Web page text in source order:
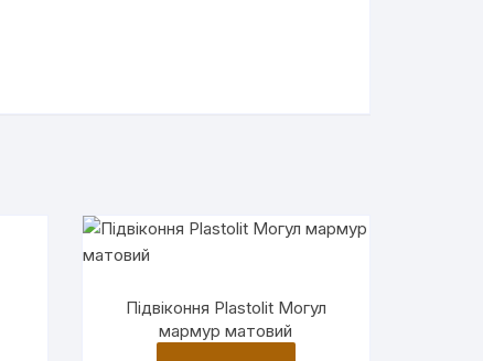
Підвіконня Plastolit Могул
мармур матовий